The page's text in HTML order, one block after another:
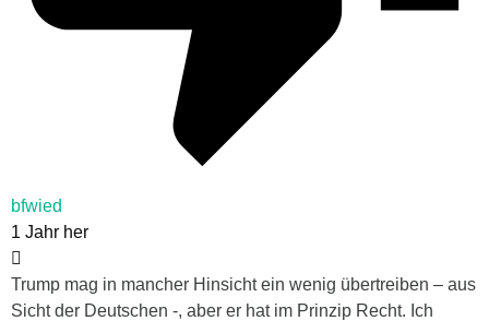
bfwied
1 Jahr her
Trump mag in mancher Hinsicht ein wenig übertreiben – aus
Sicht der Deutschen -, aber er hat im Prinzip Recht. Ich